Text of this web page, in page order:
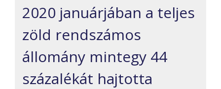
2020 januárjában a teljes
zöld rendszámos
állomány mintegy 44
százalékát hajtotta